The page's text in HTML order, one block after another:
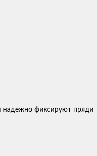
фиксируют пряди